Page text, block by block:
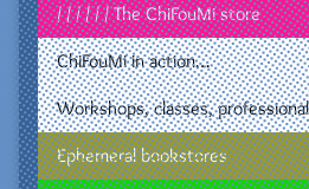
/ / / / / / The ChiFouMi store
ChiFouMi in action…
Workshops, classes,
Ephemeral bookstores